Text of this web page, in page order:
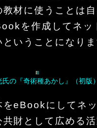
教材に使うことは
を作成してネッ
いうことになりま
の『奇術種あかし』（初版）
eBookにしてネ
共財として広める